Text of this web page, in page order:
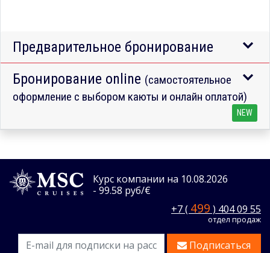
Предварительное бронирование
Бронирование online (самостоятельное
оформление с выбором каюты и онлайн оплатой)
NEW
Курс компании на 10.08.2026
- 99.58 руб/€
+7 ( 499 ) 404 09 55
отдел продаж
Подписаться